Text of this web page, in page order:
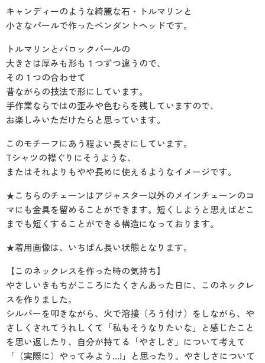
キャンディーのような綺麗な石・トルマリンと
小さなパールで作ったペンダントヘッドです。
トルマリンとバロックパールの
大きさは厚みも形も１つずつ違うので、
その１つの合わせて
昔ながらの技法で形にしています。
手作業ならではの歪みや色むらを残していますので、
お楽しみいただけたらと思っています。
このモチーフにあう程よい長さにしています。
Tシャツの襟ぐりにそうような、
またはそれよりもやや長めに使えるようなイメージです。
★こちらのチェーンはアジャスター以外のメインチェーンのコ
マにも金具を留めることができます。短くしようと思えばどこ
までも短くすることができる構造になっております。
★着用画像は、いちばん長い状態となります。
【このネックレスを作った時の気持ち】
やさしいきもちがこころにたくさんあった日に、このネックレ
スを作りました。
シルバーを叩きながら、火で溶接（ろう付け）をしながら、や
さしくされてうれしくて「私もそうなりたいな」と感じたこと
を思い返したり、自分が持てる「やさしさ」について考えて
「（実際に）やってみよう…!」と思ったり。やさしさについて